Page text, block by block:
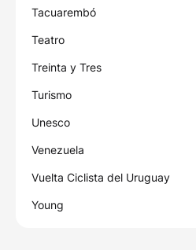
Tacuarembó
Teatro
Treinta y Tres
Turismo
Unesco
Venezuela
Vuelta Ciclista del Uruguay
Young